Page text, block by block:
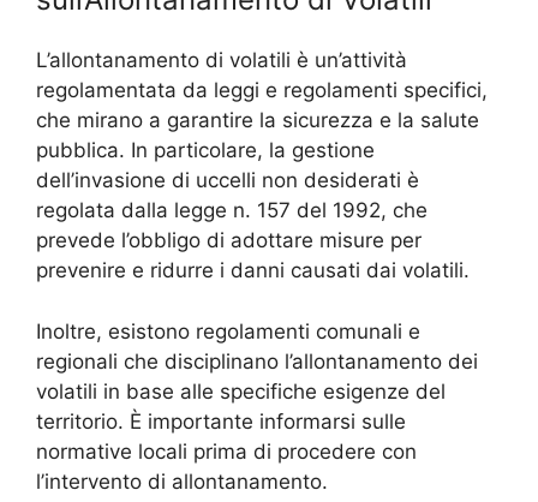
L’allontanamento di volatili è un’attività
regolamentata da leggi e regolamenti specifici,
che mirano a garantire la sicurezza e la salute
pubblica. In particolare, la gestione
dell’invasione di uccelli non desiderati è
regolata dalla legge n. 157 del 1992, che
prevede l’obbligo di adottare misure per
prevenire e ridurre i danni causati dai volatili.
Inoltre, esistono regolamenti comunali e
regionali che disciplinano l’allontanamento dei
volatili in base alle specifiche esigenze del
territorio. È importante informarsi sulle
normative locali prima di procedere con
l’intervento di allontanamento.